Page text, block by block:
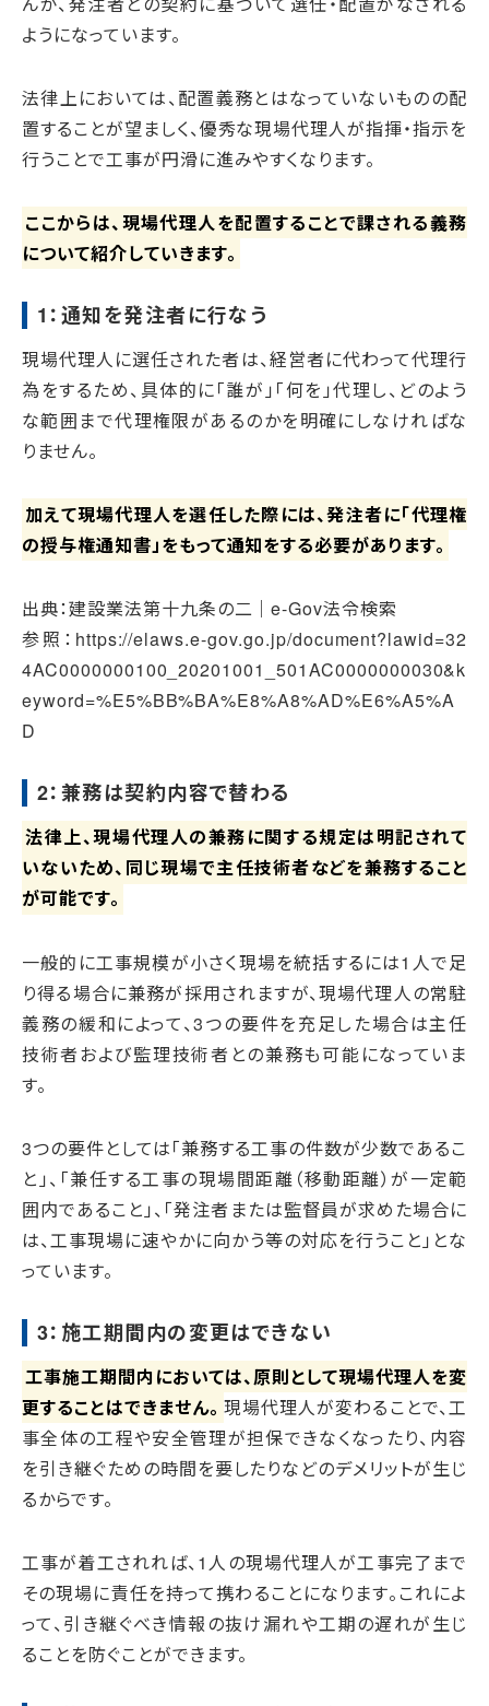
ようになっています。
法律上においては、配置義務とはなっていないものの配
置することが望ましく、優秀な現場代理人が指揮・指示を
行うことで工事が円滑に進みやすくなります。
ここからは、現場代理人を配置することで課される義務
について紹介していきます。
1：通知を発注者に行なう
現場代理人に選任された者は、経営者に代わって代理行
為をするため、具体的に「誰が」「何を」代理し、どのよう
な範囲まで代理権限があるのかを明確にしなければな
りません。
加えて現場代理人を選任した際には、発注者に「代理権
の授与権通知書」をもって通知をする必要があります。
出典：建設業法第十九条の二｜e-Gov法令検索
参照：https://elaws.e-gov.go.jp/document?lawid=32
4AC0000000100_20201001_501AC0000000030&k
eyword=%E5%BB%BA%E8%A8%AD%E6%A5%A
D
2：兼務は契約内容で替わる
法律上、現場代理人の兼務に関する規定は明記されて
いないため、同じ現場で主任技術者などを兼務すること
が可能です。
一般的に工事規模が小さく現場を統括するには1人で足
り得る場合に兼務が採用されますが、現場代理人の常駐
義務の緩和によって、3つの要件を充足した場合は主任
技術者および監理技術者との兼務も可能になっていま
す。
3つの要件としては「兼務する工事の件数が少数であるこ
と」、「兼任する工事の現場間距離（移動距離）が一定範
囲内であること」、「発注者または監督員が求めた場合に
は、工事現場に速やかに向かう等の対応を行うこと」とな
っています。
3：施工期間内の変更はできない
工事施工期間内においては、原則として現場代理人を変
更することはできません。 現場代理人が変わることで、工
事全体の工程や安全管理が担保できなくなったり、内容
を引き継ぐための時間を要したりなどのデメリットが生じ
るからです。
工事が着工されれば、1人の現場代理人が工事完了まで
その現場に責任を持って携わることになります。これによ
って、引き継ぐべき情報の抜け漏れや工期の遅れが生じ
ることを防ぐことができます。